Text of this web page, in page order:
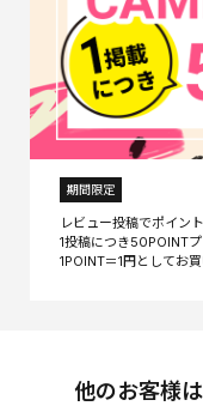
期間限定
レビュー投稿でポイン
1投稿につき50POINTプ
他のお客様